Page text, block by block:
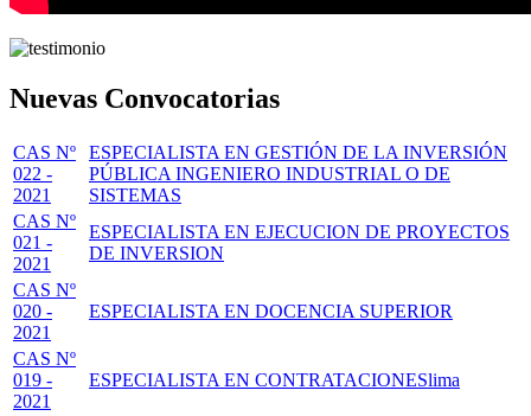
Nuevas Convocatorias
CAS Nº
022 -
2021
ESPECIALISTA EN GESTIÓN DE LA INVERSIÓN
PÚBLICA INGENIERO INDUSTRIAL O DE
SISTEMAS
CAS Nº
021 -
2021
ESPECIALISTA EN EJECUCION DE PROYECTOS
DE INVERSION
CAS Nº
020 -
2021
ESPECIALISTA EN DOCENCIA SUPERIOR
CAS Nº
019 -
2021
ESPECIALISTA EN CONTRATACIONESlima